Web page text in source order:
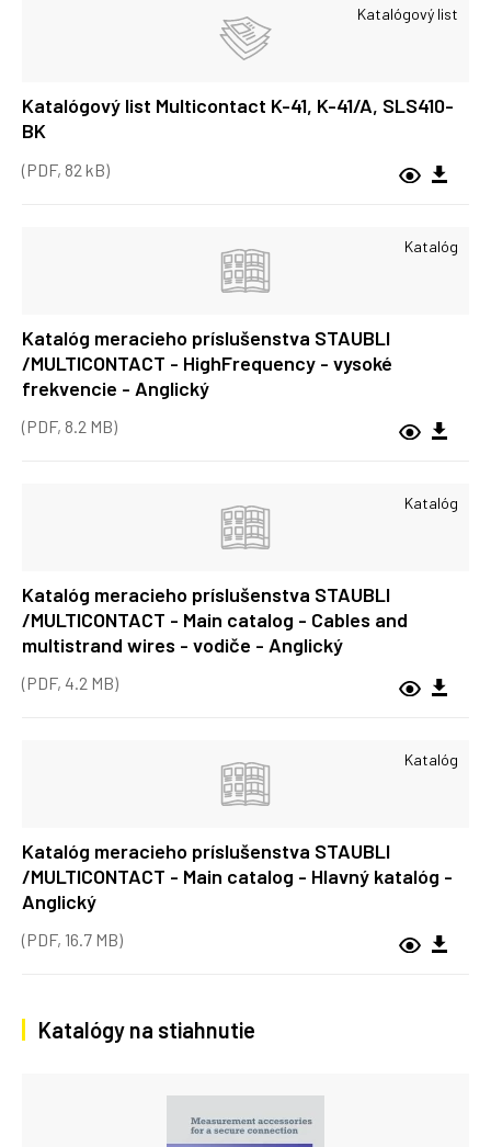
Katalógový list
Katalógový list Multicontact K-41, K-41/A, SLS410-
BK
(PDF, 82 kB)
Katalóg
Katalóg meracieho príslušenstva STAUBLI
/MULTICONTACT - HighFrequency - vysoké
frekvencie - Anglický
(PDF, 8.2 MB)
Katalóg
Katalóg meracieho príslušenstva STAUBLI
/MULTICONTACT - Main catalog - Cables and
multistrand wires - vodiče - Anglický
(PDF, 4.2 MB)
Katalóg
Katalóg meracieho príslušenstva STAUBLI
/MULTICONTACT - Main catalog - Hlavný katalóg -
Anglický
(PDF, 16.7 MB)
Katalógy na stiahnutie